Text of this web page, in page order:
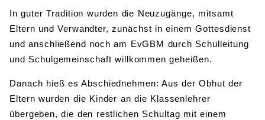
In guter Tradition wurden die Neuzugänge, mitsamt
Eltern und Verwandter, zunächst in einem Gottesdienst
und anschließend noch am EvGBM durch Schulleitung
und Schulgemeinschaft willkommen geheißen.
Danach hieß es Abschiednehmen: Aus der Obhut der
Eltern wurden die Kinder an die Klassenlehrer
übergeben, die den restlichen Schultag mit einem